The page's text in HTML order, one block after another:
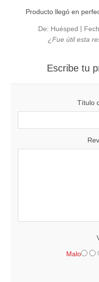
Producto llegó en
De: Huésped |
¿Fue útil esta
Escribe tu
Título
Malo